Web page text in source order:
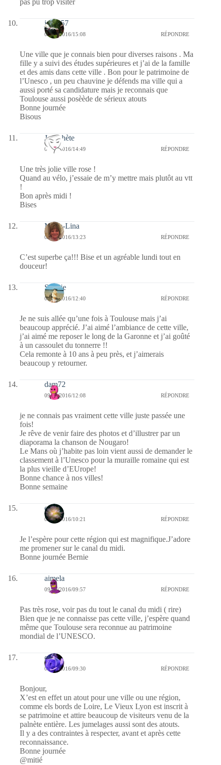
pas pu trop visiter
jazzy57
09/05/2016/15:08 RÉPONDRE
Une ville que je connais bien pour diverses raisons . Ma
fille y a suivi des études supérieures et j’ai de la famille
et des amis dans cette ville . Bon pour le patrimoine de
l’Unesco , un peu chauvine je défends ma ville qui a
aussi porté sa candidature mais je reconnais que
Toulouse aussi posèède de sérieux atouts
Bonne journée
Bisous
Janachète
09/05/2016/14:49 RÉPONDRE
Une très jolie ville rose !
Quand au vélo, j’essaie de m’y mettre mais plutôt au vtt
!
Bon après midi !
Bises
Maria-Lina
09/05/2016/13:23 RÉPONDRE
C’est superbe ça!!! Bise et un agréable lundi tout en
douceur!
Sophie
09/05/2016/12:40 RÉPONDRE
Je ne suis allée qu’une fois à Toulouse mais j’ai
beaucoup apprécié. J’ai aimé l’ambiance de cette ville,
j’ai aimé me reposer le long de la Garonne et j’ai goûté
à un cassoulet du tonnerre !!
Cela remonte à 10 ans à peu près, et j’aimerais
beaucoup y retourner.
dam72
09/05/2016/12:08 RÉPONDRE
je ne connais pas vraiment cette ville juste passée une
fois!
Je rêve de venir faire des photos et d’illustrer par un
diaporama la chanson de Nougaro!
Le Mans où j’habite pas loin vient aussi de demander le
classement à l’Unesco pour la muraille romaine qui est
la plus vieille d’EUrope!
Bonne chance à nos villes!
Bonne semaine
erato
09/05/2016/10:21 RÉPONDRE
Je l’espère pour cette région qui est magnifique.J’adore
me promener sur le canal du midi.
Bonne journée Bernie
aimela
09/05/2016/09:57 RÉPONDRE
Pas très rose, voir pas du tout le canal du midi ( rire)
Bien que je ne connaisse pas cette ville, j’espère quand
même que Toulouse sera reconnue au patrimoine
mondial de l’UNESCO.
covix
09/05/2016/09:30 RÉPONDRE
Bonjour,
X’est en effet un atout pour une ville ou une région,
comme els bords de Loire, Le Vieux Lyon est inscrit à
se patrimoine et attire beaucoup de visiteurs venu de la
palnète entière. Les jumelages aussi sont des atouts.
Il y a des contraintes à respecter, avant et après cette
reconnaissance.
Bonne journée
@mitié